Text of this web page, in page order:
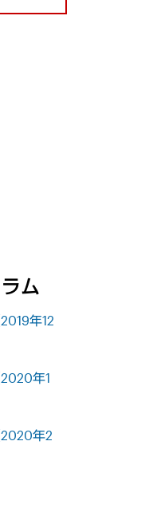
ム
年12
年1
年2